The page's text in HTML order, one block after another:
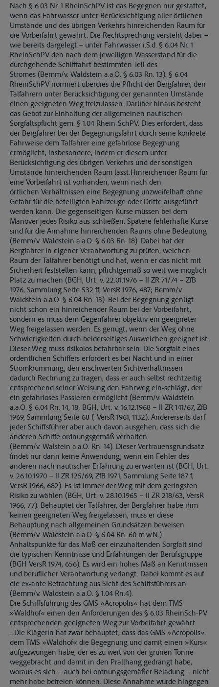
Nach § 6.03 Nr. 1 RheinSchPV ist das Begegnen nur gestattet,
wenn das Fahrwasser unter Berücksichtigung aller örtlichen
Umstände und des übrigen Verkehrs hinreichenden Raum für
die Vorbeifahrt gewährt. Die Rechtsprechung versteht dabei –
wie bereits dargelegt – unter Fahrwasser i.S.d. § 6.04 Nr. 1
RheinSchPV den nach dem jeweiligen Wasserstand für die
durchgehende Schifffahrt bestimmten Teil des
Stromes (Bemm/v. Waldstein a.a.O. § 6.03 Rn. 13). § 6.04
RheinSchPV normiert überdies die Pflicht der Bergfahrer, den
Talfahrern unter Berücksichtigung der genannten Umstände
einen geeigneten Weg freizulassen. Darüber hinaus besteht
das Gebot zur Einhaltung der allgemeinen nautischen
Sorgfaltspflicht gem. § 1.04 Rhein-SchPV. Dies erfordert, dass
der Bergfahrer bei der Begegnungsfahrt durch seine konkrete
Fahrweise dem Talfahrer eine gefahrlose Begegnung
ermöglicht, insbesondere, indem er diesem unter
Berücksichtigung des übrigen Verkehrs und der sonstigen
Umstände hinreichenden Raum lässt.Hinreichender Raum für
eine Vorbeifahrt ist vorhanden, wenn nach den
örtlichen Verhältnissen eine Begegnung unzweifelhaft ohne
Gefahr für die beteiligten Fahrzeuge oder Dritte ausgeführt
werden kann. Die gegenseitigen Kurse müssen bei dem
Manöver jedes Risiko aus-schließen. Spätere fehlerhafte Kurse
sind für die Annahme hinreichenden Raums ohne Bedeutung
(Bemm/v. Waldstein a.a.O. § 6.03 Rn. 18). Dabei hat der
Bergfahrer in eigener Verantwortung zu prüfen, welchen
Raum der Talfahrer benötigt und hat, wenn er das nicht mit
Sicherheit feststellen kann, pflichtgemäß so weit wie möglich
Platz zu machen (BGH, Urt. v. 22.01.1976 – II ZR 71/74 – ZfB
1976, Sammlung Seite 532 ff, VersR 1976, 487; Bemm/v.
Waldstein a.a.O. § 6.04 Rn. 13). Bei der Begegnung genügt
nicht schon ein hinreichender Raum bei der Vorbeifahrt,
sondern es muss dem Gegenfahrer objektiv ein geeigneter
Weg freigelassen werden. Es genügt, wenn der Weg ohne
Schwierigkeiten durch beiderseitiges Ausweichen geeignet ist.
Dieser Weg muss risikolos befahrbar sein. Die Sorgfalt eines
ordentlichen Schiffers erfordert es bei Nacht und in einer
Stromkrümmung, den erschwerten Sichtverhältnissen
dadurch Rechnung zu tragen, dass er auch selbst rechtzeitig
entsprechend seiner Weisung den Fahrweg ein-schlägt, der
ein gefahrloses Passieren ermöglicht (Bemm/v. Waldstein
a.a.O. § 6.04 Rn. 14, 18; BGH, Urt. v. 16.12.1968 – II ZR 141/67, ZfB
1969, Sammlung Seite 68 f, VersR 1961, 1132). Andererseits darf
jeder Schiffsführer aber auch davon ausgehen, dass sich die
anderen Schiffe ordnungsgemäß verhalten
(Bemm/v. Walstein a.a.O. Rn. 14). Dieser Vertrauensgrundsatz
findet nur dann keine Anwendung, wenn ein Fehler des
anderen nach nautischer Erfahrung zu erwarten ist (BGH, Urt.
v. 26.10.1970 – II ZR 125/69, ZfB 1971, Sammlung Seite 187 f,
VersR 1966, 682). Es ist immer der Weg mit dem geringsten
Risiko zu wählen (BGH, Urt. v. 28.10.1965 – II ZR 218/63, VersR
1966, 77). Behauptet der Talfahrer, der Bergfahrer habe ihm
keinen geeigneten Weg freigelassen, muss er diese
Behauptung nach allgemeinen Grundsätzen beweisen
(Bemm/v. Waldstein a.a.O. § 6.04 Rn. 60 m.w.N.).
Anhaltspunkte für das Maß der einzuhaltenden Sorgfalt sind
die typischen Kenntnisse und Erfahrungen der Berufsgruppe
(BGH VersR 1974, 656). Es wird ein hohes Maß an Kenntnissen
und beruflicher Verantwortung verlangt. Dabei kommt es auf
die ex-ante Betrachtung aus Sicht des Schiffsführers an
(Bemm/v. Waldstein a.a.O. § 1.04 Rn.4).
Die Schiffsführung des GMS »Acropolis« hat dem TMS
»Waldhof« einen den Anforderungen des § 6.03 RheinSch-PV
entsprechenden geeigneten Weg zur Vorbeifahrt gewährt
...Die Klägerin hat zwar behauptet, dass das GMS »Acropolis«
dem TMS »Waldhof« die Begegnung und damit einen »Kurs«
aufgezwungen habe, der es zu weit von der grünen Tonne
weggebracht und damit in den Prallhang gedrängt habe,
woraus es sich – auch bei ordnungsgemäßer Beladung – nicht
mehr habe befreien können. Diese Annahme wurde hingegen